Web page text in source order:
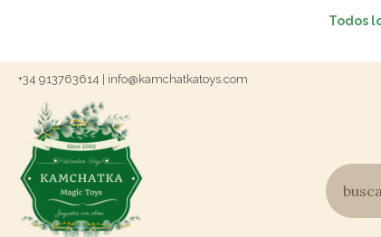
Todos
+34 913763614 | info@kamchatkatoys.com